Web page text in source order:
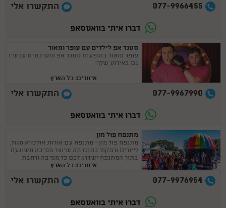
077-9966455 התקשרו אלי
דברו איתי בוואטסאפ
סטנד אפ לילדים עם עופר ומאור
עופר ומאור בהופעות סטנד אפ ומערכונים עכשיו
גם באירוע שלך!
איזורים: כל הארץ
077-9967990 התקשרו אלי
דברו איתי בוואטסאפ
מתנפח פול מון
מתנפח פול מון - מתנפח עם אורות אולטרא סגול,
לייזרים ורמקול בתוכו מה שיוצר מסיבה משוגעת
בתוך המתנפח ישדרג לכם כל מסיבה ורחבת
איזורים: כל הארץ
077-9976954 התקשרו אלי
דברו איתי בוואטסאפ
חגגתי לבן שלי יום הולדת 6 הייתה הפעלה מדהימה חוויתית ברמות הבן